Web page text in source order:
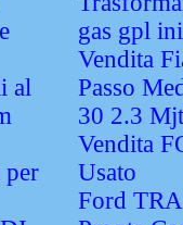
al
gas gpl
Vendita
Passo
30 2.3
Vendita
Usato
Ford